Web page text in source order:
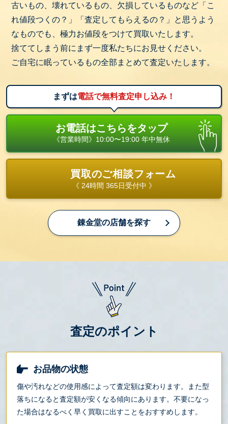
古いもの、壊れているもの、欠損しているものなど「こ
れ値段つくの？」「査定してもらえるの？」と思うよう
なものでも、極力お値段をつけて買取いたします。
捨ててしまう前にまず一度私たちにお見せください。
ご自宅に眠っているもの全部まとめて査定いたします。
まずは電話で無料査定申し込み！
お電話はこちらをタップ
《営業時間》10:00〜19:00 年中無休
買取のご相談フォーム
《 24時間 365日受付中 》
錬金堂の店舗を探す
査定のポイント
お品物の状態
傷や汚れなどの使用感によって査定額は変わります。また型
落ちになると査定額が安くなる傾向にあります。不要になっ
た場合はなるべく早く買取に出すことをおすすめします。